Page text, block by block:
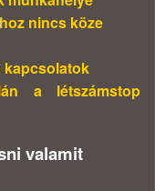
nincs köze
kapcsolatok
a létszámstop
valamit